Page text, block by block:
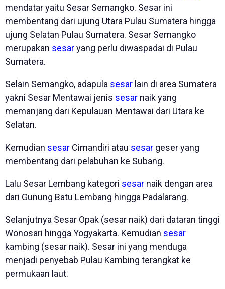
mendatar yaitu Sesar Semangko. Sesar ini
membentang dari ujung Utara Pulau Sumatera hingga
ujung Selatan Pulau Sumatera. Sesar Semangko
merupakan sesaryang perlu diwaspadai di Pulau
Sumatera.
Selain Semangko, adapula sesar lain di area Sumatera
yakni Sesar Mentawai jenis sesar naik yang
memanjang dari Kepulauan Mentawai dari Utara ke
Selatan.
Kemudian sesar Cimandiri atau sesar geser yang
membentang dari pelabuhan ke Subang.
Lalu Sesar Lembang kategori sesar naik dengan area
dari Gunung Batu Lembang hingga Padalarang.
Selanjutnya Sesar Opak (sesar naik) dari dataran tinggi
Wonosari hingga Yogyakarta. Kemudian sesar
kambing (sesar naik). Sesar ini yang menduga
menjadi penyebab Pulau Kambing terangkat ke
permukaan laut.